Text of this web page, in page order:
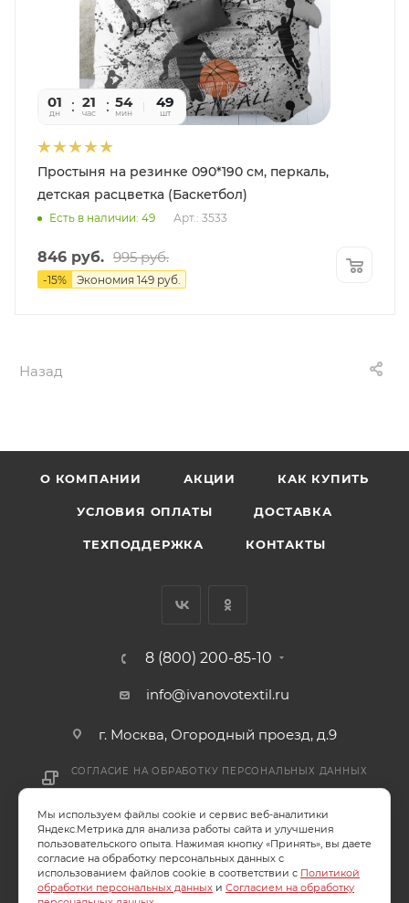
01
дн
21
час
54
мин
35
сек
49
шт
Простыня на резинке 090*190 см, перкаль,
детская расцветка (Баскетбол)
Есть в наличии: 49 Арт.: 3533
846 руб. 995руб.
-15% Экономия 149 руб.
Назад
О КОМПАНИИ АКЦИИ КАК КУПИТЬ
УСЛОВИЯ ОПЛАТЫ ДОСТАВКА
ТЕХПОДДЕРЖКА КОНТАКТЫ
8 (800) 200-85-10
info@ivanovotextil.ru
г. Москва, Огородный проезд, д.9
СОГЛАСИЕ НА ОБРАБОТКУ ПЕРСОНАЛЬНЫХ ДАННЫХ
ПОЛИТИКА ОБРАБОТКИ ПЕРСОНАЛЬНЫХ ДАННЫХ
2026 © ООО "Ивановотекстиль". ОГРН:1073703000029
Мы используем файлы cookie и сервис веб-аналитики
Яндекс.Метрика для анализа работы сайта и улучшения
пользовательского опыта. Нажимая кнопку «Принять», вы даете
согласие на обработку персональных данных с
использованием файлов cookie в соответствии с Политикой
обработки персональных данных и Согласием на обработку